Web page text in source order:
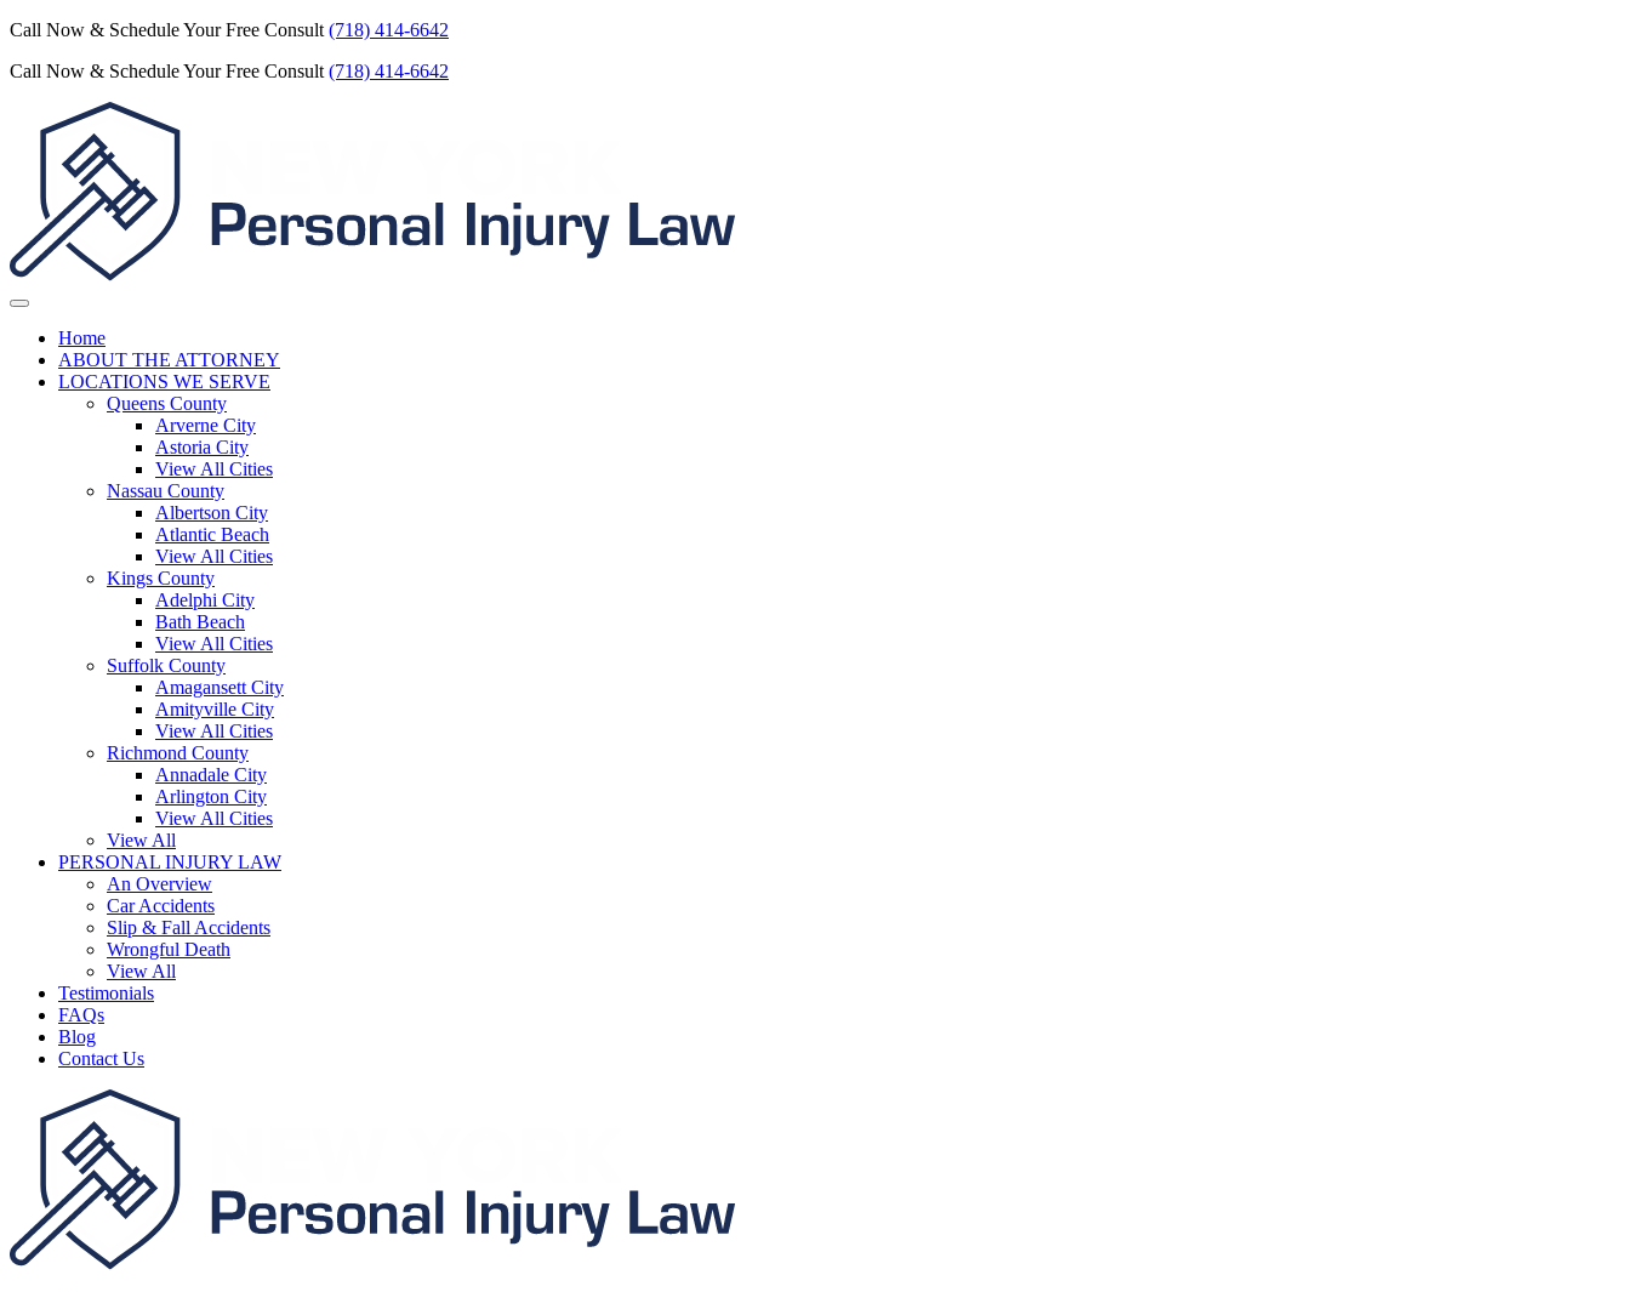
Call Now & Schedule Your Free Consult (718) 414-6642
Call Now & Schedule Your Free Consult (718) 414-6642
Home
ABOUT THE ATTORNEY
LOCATIONS WE SERVE
Queens County
Arverne City
Astoria City
View All Cities
Nassau County
Albertson City
Atlantic Beach
View All Cities
Kings County
Adelphi City
Bath Beach
View All Cities
Suffolk County
Amagansett City
Amityville City
View All Cities
Richmond County
Annadale City
Arlington City
View All Cities
View All
PERSONAL INJURY LAW
An Overview
Car Accidents
Slip & Fall Accidents
Wrongful Death
View All
Testimonials
FAQs
Blog
Contact Us